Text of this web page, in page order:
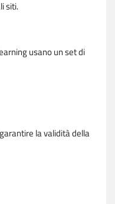
siti.
usano un set di
la validità della